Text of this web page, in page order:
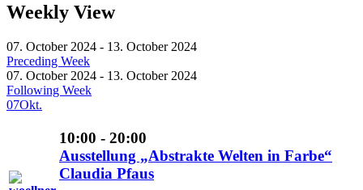
Weekly View
07. October 2024 - 13. October 2024
Preceding Week
07. October 2024 - 13. October 2024
Following Week
07Okt.
10:00 - 20:00
Ausstellung „Abstrakte Welten in Farbe“
Claudia Pfaus